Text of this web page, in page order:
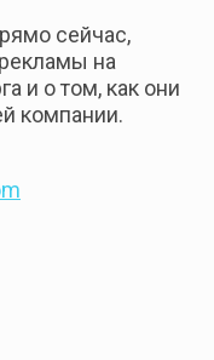
сейчас,
на
и о том, как они
компании.